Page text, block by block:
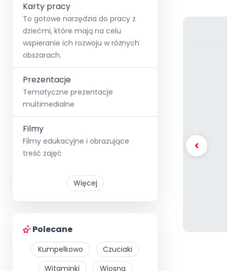
Karty pracy
To gotowe narzędzia do pracy z
dziećmi, które mają na celu
wspieranie ich rozwoju w różnych
obszarach.
Prezentacje
Tematyczne prezentacje
multimedialne
Filmy
Filmy edukacyjne i obrazujące
treść zajęć
Więcej
Polecane
Kumpelkowo
Czuciaki
Witaminki
Wiosna